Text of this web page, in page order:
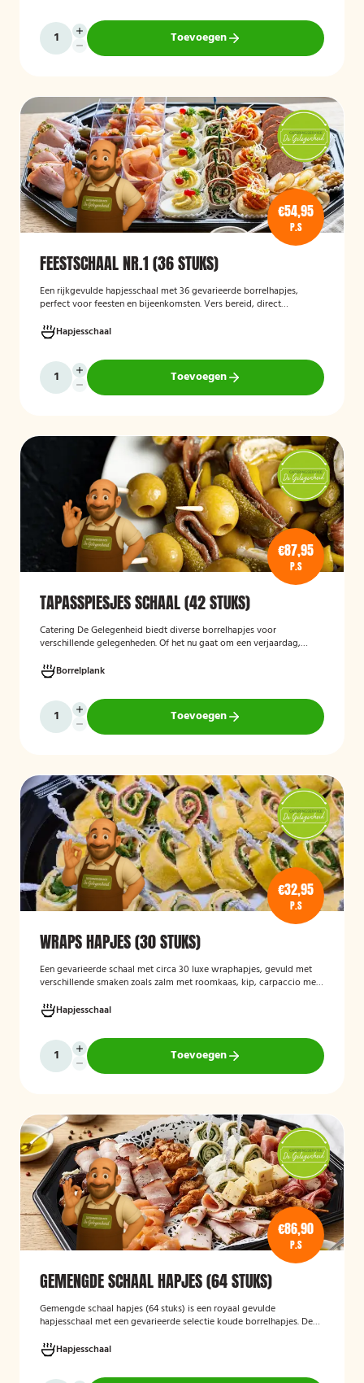
verjaardagen, jubilea, bedrijfsfeesten en andere bijeenkomsten.
Toevoegen
€54,95
P.S
FEESTSCHAAL NR.1 (36 STUKS)
Een rijkgevulde hapjesschaal met 36 gevarieerde borrelhapjes,
perfect voor feesten en bijeenkomsten. Vers bereid, direct
Hapjesschaal
Toevoegen
€87,95
P.S
TAPASSPIESJES SCHAAL (42 STUKS)
Catering De Gelegenheid biedt diverse borrelhapjes voor
verschillende gelegenheden. Of het nu gaat om een verjaardag,
Hieronder ziet u een selectie uit ons aanbod. De tapasspiesjesschaal
is geschikt voor maximaal 6 personen.
Borrelplank
Toevoegen
€32,95
P.S
WRAPS HAPJES (30 STUKS)
Een gevarieerde schaal met circa 30 luxe wraphapjes, gevuld met
verschillende smaken zoals zalm met roomkaas, kip, carpaccio met
Ideaal als borrelhapje voor feestjes, recepties of zakelijke
bijeenkomsten. De wraps zijn vers bereid en aantrekkelijk
gepresenteerd op een serveerschaal.
Hapjesschaal
Toevoegen
€86,90
P.S
GEMENGDE SCHAAL HAPJES (64 STUKS)
Gemengde schaal hapjes (64 stuks) is een royaal gevulde
hapjesschaal met een gevarieerde selectie koude borrelhapjes. De
recepties, bedrijfsborrels en andere feestelijke gelegenheden. Met
64 hapjes is deze schaal geschikt om een grotere groep gasten te
voorzien van smakelijke en gevarieerde snacks.
Hapjesschaal